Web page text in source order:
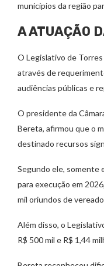
municípios da região
A ATUAÇÃO
O Legislativo de
através de
audiências públicas e
O presidente da
Bereta, afirmou que o
destinado recursos
Segundo ele, somente
para execução em
mil oriundos de
Além disso, o
R$ 500 mil e R$ 1,44